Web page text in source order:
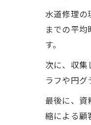
水道修理の
までの平
す。
次に、収集
ラフや円グ
最後に、資
縮による顧